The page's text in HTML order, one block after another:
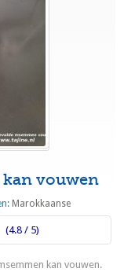
kan vouwen
Marokkaanse
(4.8 / 5)
kan vouwen.